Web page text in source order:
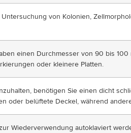
von Kolonien,
einen Durchmesser von 90 bis
oder kleinere Platten.
benötigen Sie einen dicht
oder belüftete Deckel, während
Wiederverwendung autoklaviert